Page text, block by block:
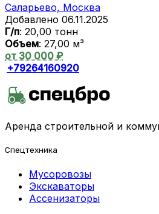
Саларьево, Москва
Добавлено 06.11.2025
Г/п: 20,00 тонн
Объем: 27,00 м³
от 30 000 ₽
+79264160920
Аренда строительной и
Спецтехника
Мусоровозы
Экскаваторы
Ассенизаторы